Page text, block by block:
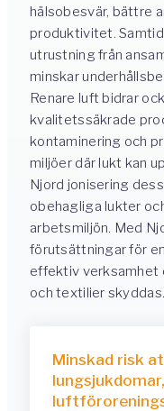
hälsobesvär, bättre
produktivitet.
utrustning från
minskar
Renare luft bidrar
kvalitetssäkrade
kontaminering och
miljöer där lukt kan
Njord jonisering
obehagliga lukter
arbetsmiljön. Med
förutsättningar för
effektiv verksamhet
och textilier skyddas.
Minskad risk